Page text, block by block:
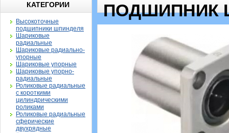
КАТЕГОРИИ
Высокоточные
подшипники шпинделя
Шариковые
радиальные
Шариковые радиально-
упорные
Шариковые упорные
Шариковые упорно-
радиальные
Роликовые радиальные
с короткими
цилиндрическими
роликами
Роликовые радиальные
сферические
двухрядные
ПОДШИПНИК